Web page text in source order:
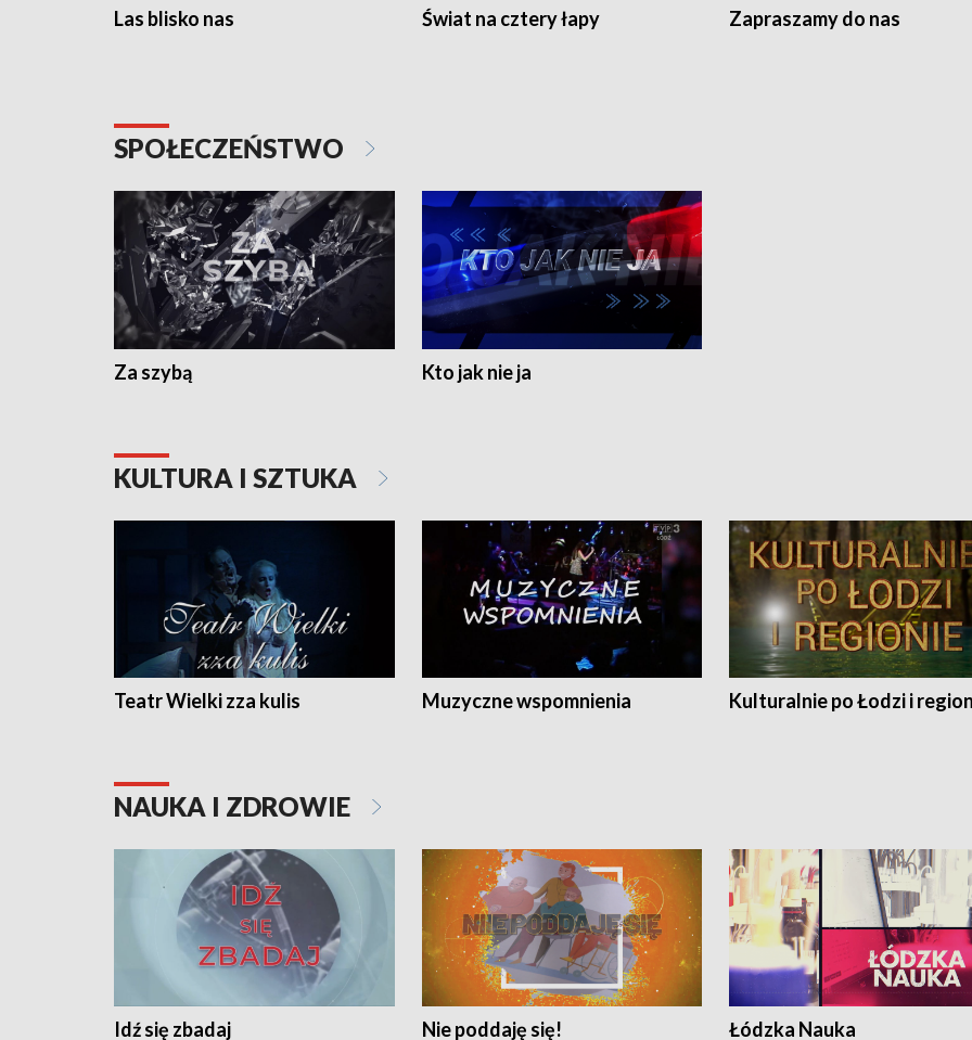
Las blisko nas Świat na cztery łapy Zapraszamy do nas
SPOŁECZEŃSTWO
Za szybą Kto jak nie ja
KULTURA I SZTUKA
Teatr Wielki zza kulis Muzyczne wspomnienia Kulturalnie po Łodzi i
NAUKA I ZDROWIE
Idź się zbadaj Nie poddaję się! Łódzka Nauka